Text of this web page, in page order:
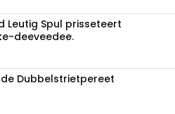
Leutig Spul prisseteert
deeveedee.
Dubbelstrietpereet